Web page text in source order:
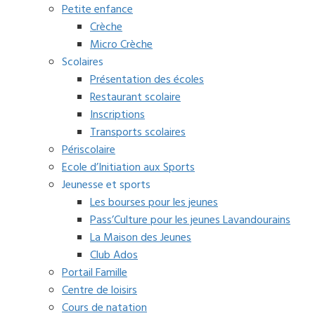
Petite enfance
Crèche
Micro Crèche
Scolaires
Présentation des écoles
Restaurant scolaire
Inscriptions
Transports scolaires
Périscolaire
Ecole d’Initiation aux Sports
Jeunesse et sports
Les bourses pour les jeunes
Pass’Culture pour les jeunes Lavandourains
La Maison des Jeunes
Club Ados
Portail Famille
Centre de loisirs
Cours de natation